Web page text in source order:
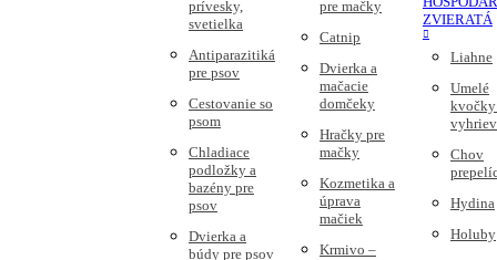
prívesky,
svetielka
Antiparazitiká
pre psov
Cestovanie so
psom
Chladiace
podložky a
bazény pre
psov
Dvierka a
búdy pre psov
pre mačky
Catnip
Dvierka a
mačacie
domčeky
Hračky pre
mačky
Kozmetika a
úprava
mačiek
Krmivo –
ZVIERATÁ
Liahne
Umelé
kvočky
Chov
Hydina
Holuby